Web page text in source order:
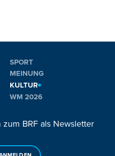
SPORT
MEINUNG
KULTUR
WM 2026
BRF als Newsletter